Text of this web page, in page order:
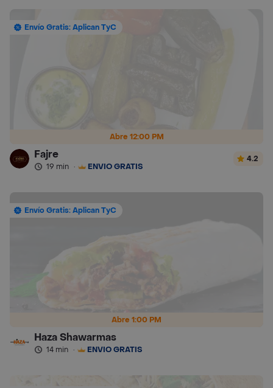
Abre 12:00 PM
Envío Gratis: Aplican TyC
Fajre
19 min · ENVÍO GRATIS
4.2
Abre 1:00 PM
Envío Gratis: Aplican TyC
Haza Shawarmas
14 min · ENVÍO GRATIS